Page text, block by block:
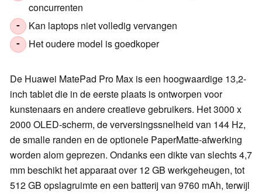
concurrenten
- Kan laptops niet volledig vervangen
- Het oudere model is goedkoper
De Huawei MatePad Pro Max is een hoogwaardige 13,2-
inch tablet die in de eerste plaats is ontworpen voor
kunstenaars en andere creatieve gebruikers. Het 3000 x
2000 OLED-scherm, de verversingssnelheid van 144 Hz,
de smalle randen en de optionele PaperMatte-afwerking
worden alom geprezen. Ondanks een dikte van slechts 4,7
mm beschikt het apparaat over 12 GB werkgeheugen, tot
512 GB opslagruimte en een batterij van 9760 mAh, terwijl